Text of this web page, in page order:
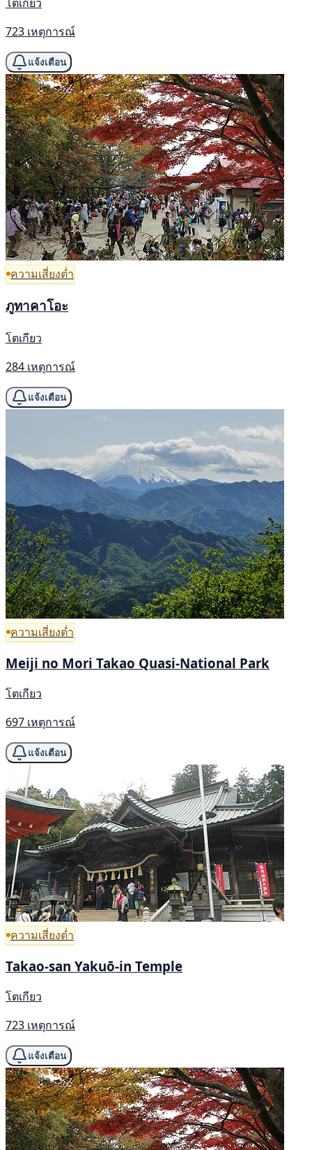
723 เหตุการณ์
แจ้งเตือน
ความเสี่ยงต่ำ
ภูทาคาโอะ
โตเกียว
284 เหตุการณ์
แจ้งเตือน
ความเสี่ยงต่ำ
Meiji no Mori Takao Quasi-National Park
โตเกียว
697 เหตุการณ์
แจ้งเตือน
ความเสี่ยงต่ำ
Takao-san Yakuō-in Temple
โตเกียว
723 เหตุการณ์
แจ้งเตือน